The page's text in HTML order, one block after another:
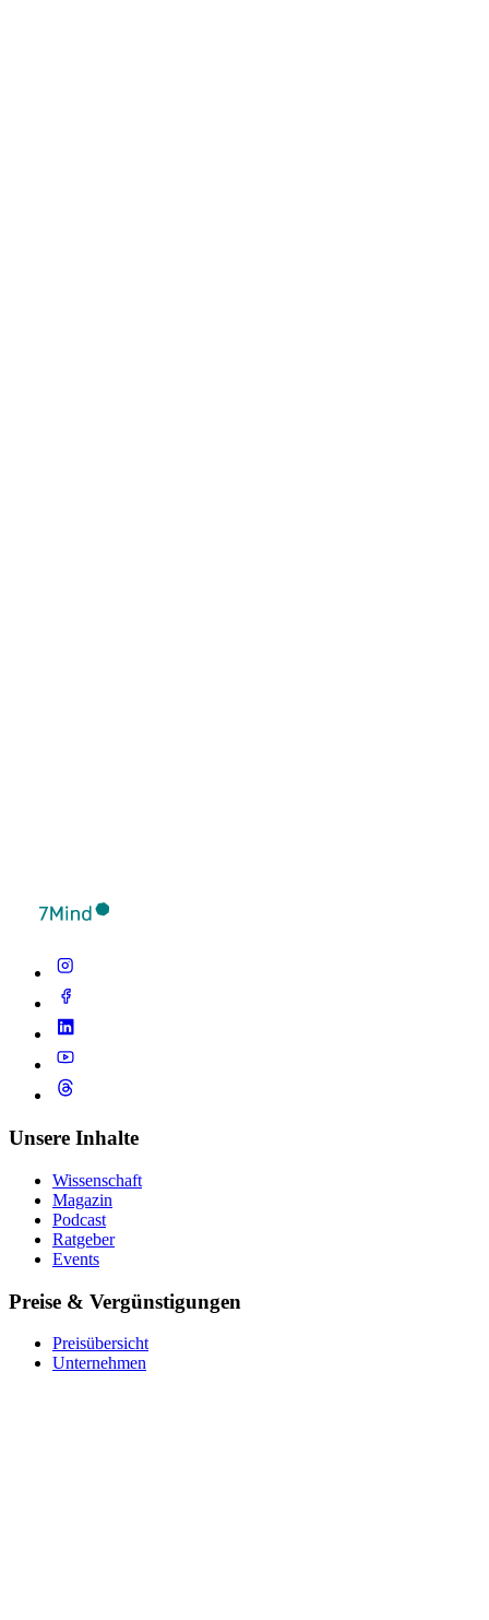
Unsere Inhalte
Wissenschaft
Magazin
Podcast
Ratgeber
Events
Preise & Vergünstigungen
Preisübersicht
Unternehmen